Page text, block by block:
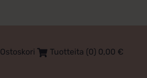
Ostoskori Tuotteita (0) 0,00 €